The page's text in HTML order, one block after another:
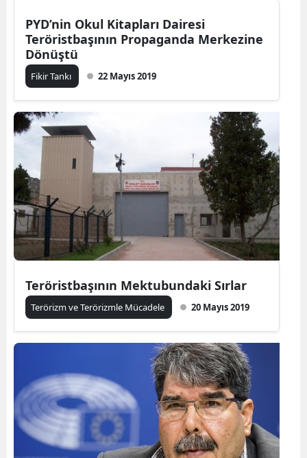
PYD’nin Okul Kitapları Dairesi
Teröristbaşının Propaganda Merkezine
Dönüştü
Fikir Tankı 22 Mayıs 2019
Teröristbaşının Mektubundaki Sırlar
Terörizm ve Terörizmle Mücadele 20 Mayıs 2019